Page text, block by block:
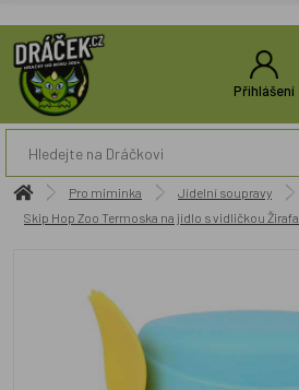
Přihlášení
Pro miminka
Jídelní soupravy
Skip Hop Zoo Termoska na jídlo s vidličkou Žirafa